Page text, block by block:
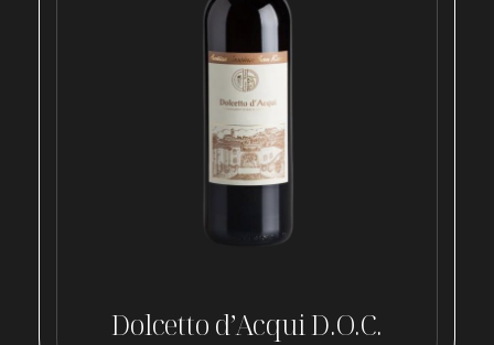
Dolcetto d’Acqui D.O.C.